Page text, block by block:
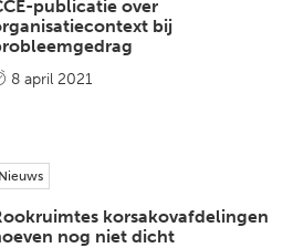
publicatie over
bij
8 april 2021
Nieuws
korsakovafdelingen
nog niet dicht